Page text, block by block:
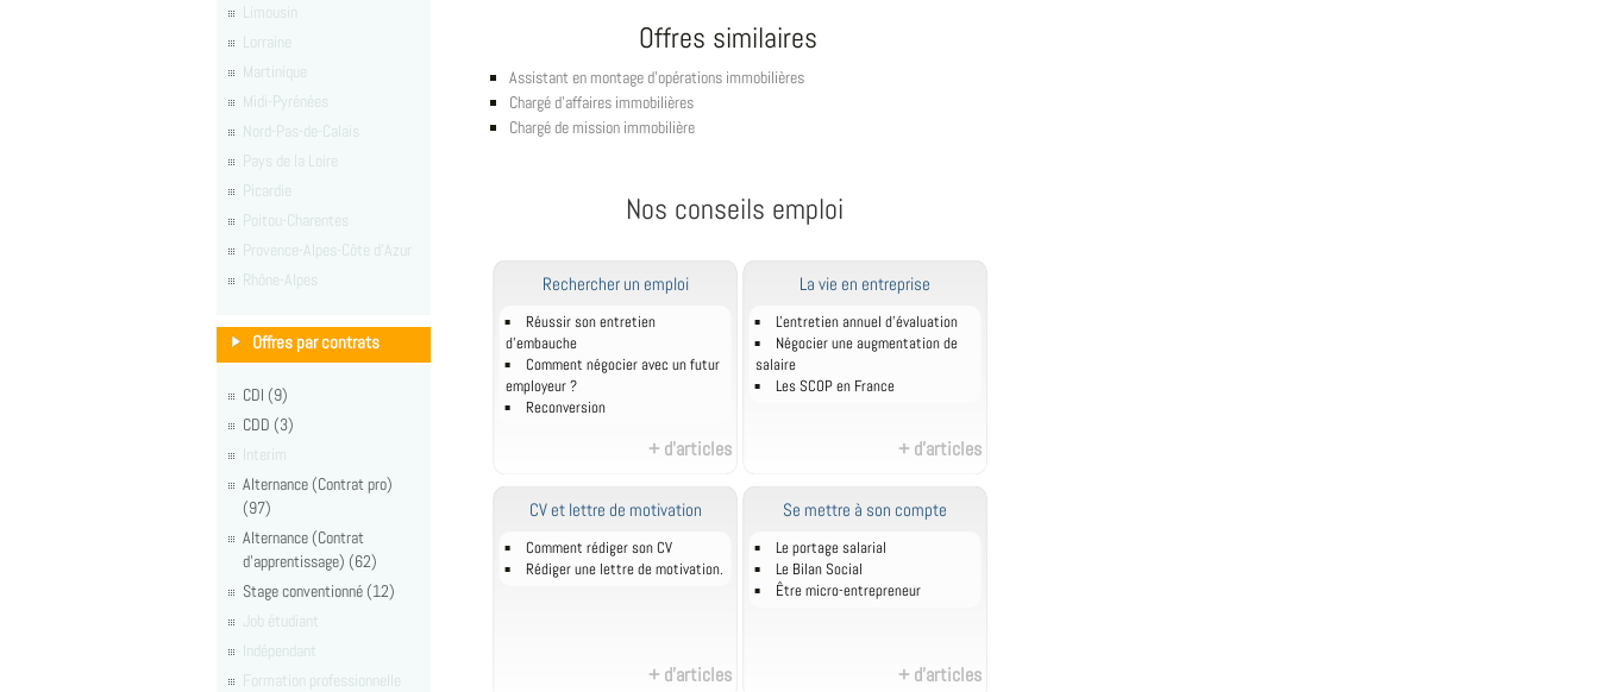
Limousin
Lorraine
Martinique
Midi-Pyrénées
Nord-Pas-de-Calais
Pays de la Loire
Picardie
Poitou-Charentes
Provence-Alpes-Côte d'Azur
Rhône-Alpes
Offres par contrats
CDI (9)
CDD (3)
Interim
Alternance (Contrat pro)
(97)
Alternance (Contrat
d'apprentissage) (62)
Stage conventionné (12)
Job étudiant
Indépendant
Formation professionnelle
Offres similaires
Assistant en montage d'opérations immobilières
Chargé d'affaires immobilières
Chargé de mission immobilière
Nos conseils emploi
Rechercher un emploi
Réussir son entretien
d'embauche
Comment négocier avec un futur
employeur ?
Reconversion
+ d'articles
La vie en entreprise
L'entretien annuel d’évaluation
Négocier une augmentation de
salaire
Les SCOP en France
+ d'articles
CV et lettre de motivation
Comment rédiger son CV
Rédiger une lettre de motivation.
+ d'articles
Se mettre à son compte
Le portage salarial
Le Bilan Social
Être micro-entrepreneur
+ d'articles